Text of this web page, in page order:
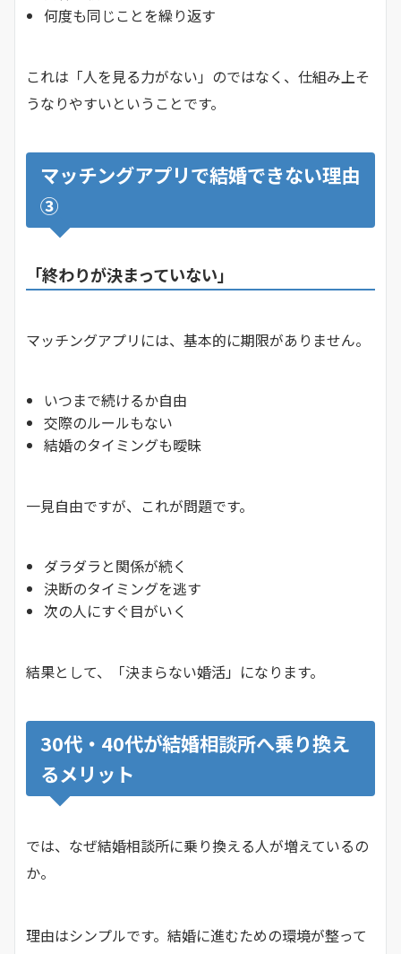
何度も同じことを繰り返す
これは「人を見る力がない」のではなく、仕組み上そ
うなりやすいということです。
マッチングアプリで結婚できない理由
③
「終わりが決まっていない」
マッチングアプリには、基本的に期限がありません。
いつまで続けるか自由
交際のルールもない
結婚のタイミングも曖昧
一見自由ですが、これが問題です。
ダラダラと関係が続く
決断のタイミングを逃す
次の人にすぐ目がいく
結果として、「決まらない婚活」になります。
30代・40代が結婚相談所へ乗り換え
るメリット
では、なぜ結婚相談所に乗り換える人が増えているの
か。
理由はシンプルです。結婚に進むための環境が整って